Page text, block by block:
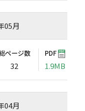
05月
ページ数
32
PDF
1.9MB
04月